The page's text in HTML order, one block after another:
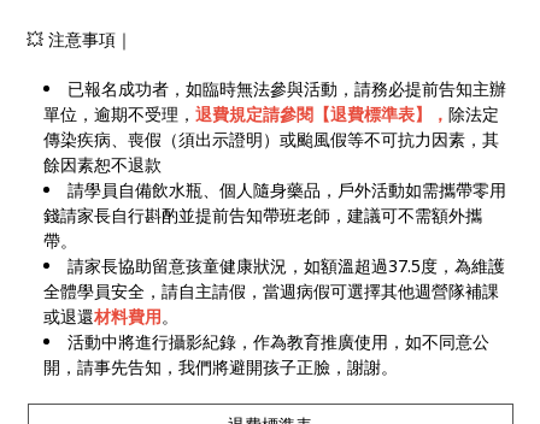
💥 注意事項｜
已報名成功者，如臨時無法參與活動，請務必提前告知主辦
單位，逾期不受理，退費規定請參閱【退費標準表】，除法定
傳染疾病、喪假（須出示證明）或颱風假等不可抗力因素，其
餘因素恕不退款
請學員自備飲水瓶、個人隨身藥品，戶外活動如需攜帶零用
錢請家長自行斟酌並提前告知帶班老師，建議可不需額外攜
帶。
請家長協助留意孩童健康狀況，如額溫超過37.5度，為維護
全體學員安全，請自主請假，當週病假可選擇其他週營隊補課
或退還材料費用。
活動中將進行攝影紀錄，作為教育推廣使用，如不同意公
開，請事先告知，我們將避開孩子正臉，謝謝。